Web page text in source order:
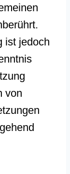
ist jedoch
von